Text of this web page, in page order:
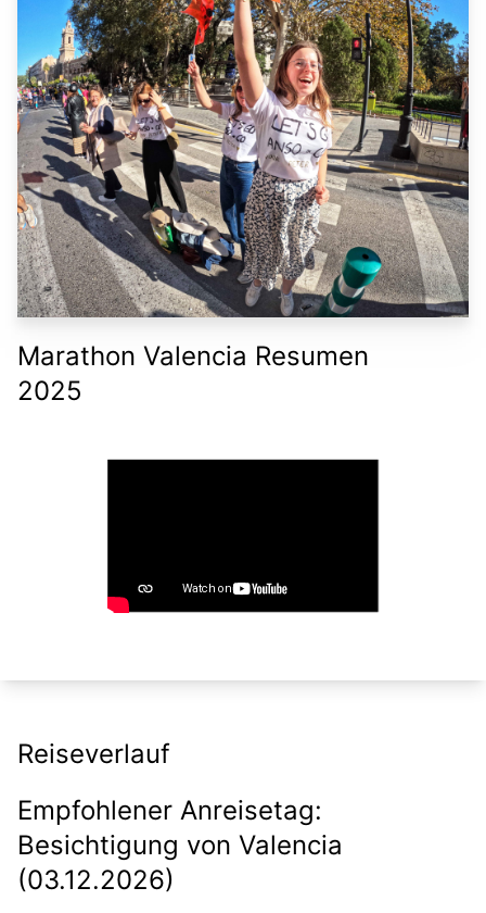
Marathon Valencia Resumen
2025
Reiseverlauf
Empfohlener Anreisetag:
Besichtigung von Valencia
(03.12.2026)